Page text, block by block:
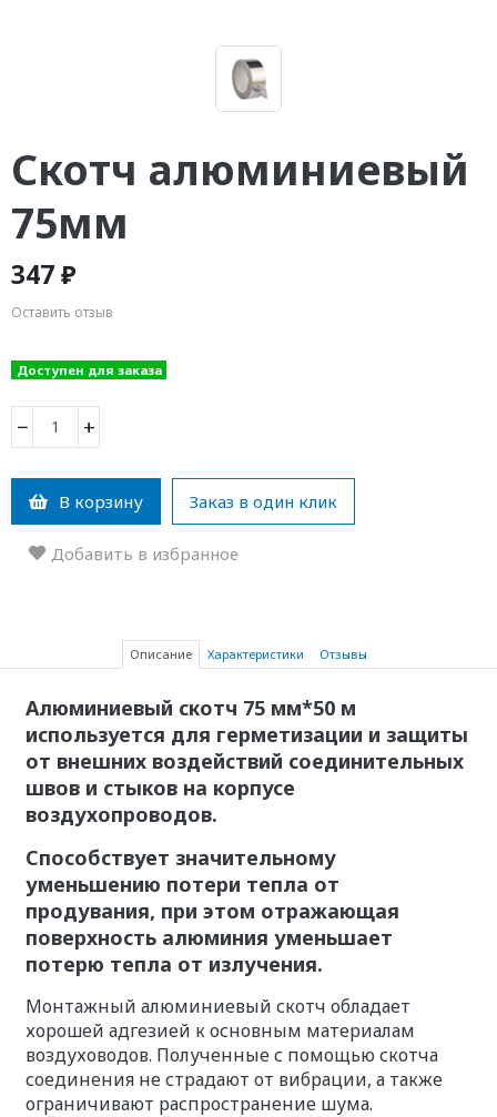
Скотч алюминиевый
75мм
347 ₽
Оставить отзыв
Доступен для заказа
− +
В корзину Заказ в один клик
Добавить в избранное
Описание Характеристики Отзывы
Алюминиевый скотч 75 мм*50 м
используется для герметизации и защиты
от внешних воздействий соединительных
швов и стыков на корпусе
воздухопроводов.
Способствует значительному
уменьшению потери тепла от
продувания, при этом отражающая
поверхность алюминия уменьшает
потерю тепла от излучения.
Монтажный алюминиевый скотч обладает
хорошей адгезией к основным материалам
воздуховодов. Полученные с помощью скотча
соединения не страдают от вибрации, а также
ограничивают распространение шума.